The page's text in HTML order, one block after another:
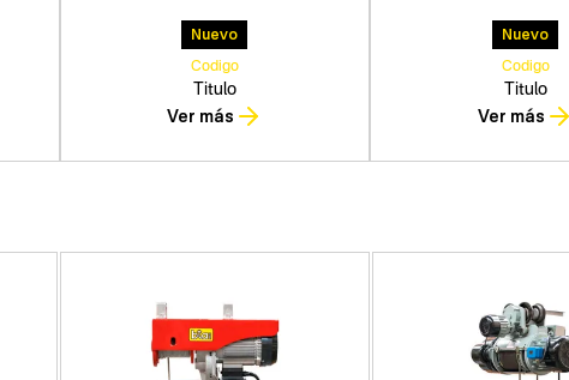
Nuevo
Titulo
Codigo
Ver más
Nuevo
Titulo
Codigo
Ver más